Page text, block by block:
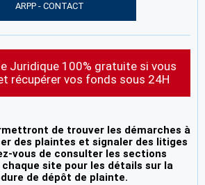
ARPP - CONTACT
Juridique 100% gratuite si vous
récupérer vos fonds sous 24H
de trouver les démarches à
des plaintes et signaler des litiges
vous de consulter les sections
site pour les détails sur la
de dépôt de plainte.